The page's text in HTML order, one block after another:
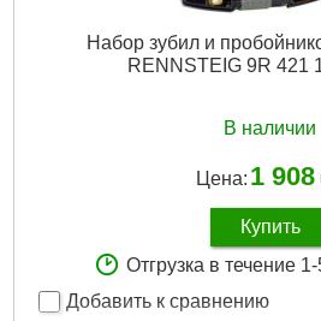
Набор зубил и
RENNSTEIG 9R 421
В наличии
Цена: 1 908
Купить
Отгрузка в течение
Добавить к сравнению